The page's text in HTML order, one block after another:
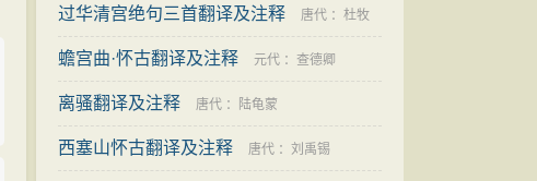
过华清宫绝句三首翻译及注释 唐代 ： 杜牧
蟾宫曲·怀古翻译及注释 元代 ： 查德卿
离骚翻译及注释 唐代 ： 陆龟蒙
西塞山怀古翻译及注释 唐代 ： 刘禹锡